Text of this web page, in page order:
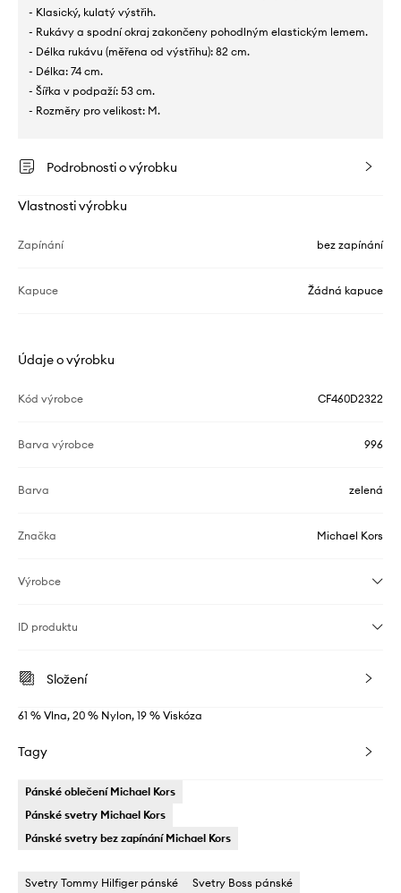
- Klasický, kulatý výstřih.
- Rukávy a spodní okraj zakončeny pohodlným elastickým lemem.
- Délka rukávu (měřena od výstřihu): 82 cm.
- Délka: 74 cm.
- Šířka v podpaží: 53 cm.
- Rozměry pro velikost: M.
Podrobnosti o výrobku
Vlastnosti výrobku
Zapínání bez zapínání
Kapuce Žádná kapuce
Údaje o výrobku
Kód výrobce CF460D2322
Barva výrobce 996
Barva zelená
Značka Michael Kors
Výrobce
ID produktu
Složení
61 % Vlna, 20 % Nylon, 19 % Viskóza
Tagy
Pánské oblečení Michael Kors
Pánské svetry Michael Kors
Pánské svetry bez zapínání Michael Kors
Svetry Tommy Hilfiger pánské Svetry Boss pánské